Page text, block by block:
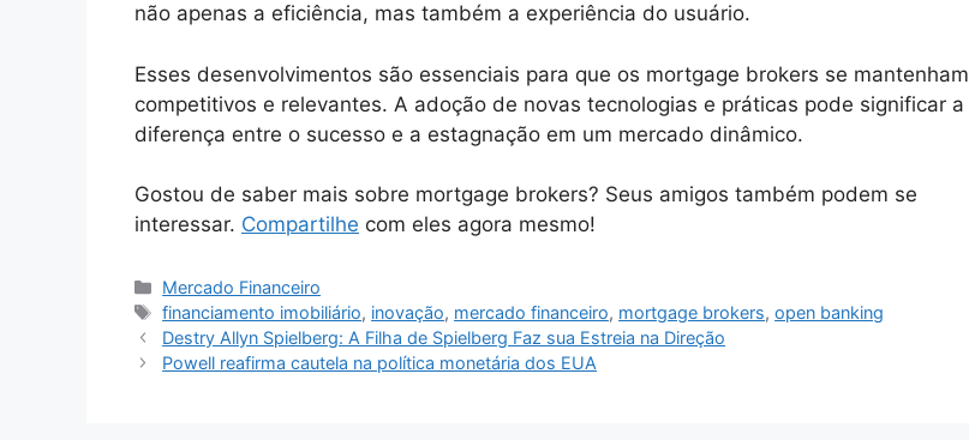
não apenas a eficiência, mas também a experiência do usuário.
Esses desenvolvimentos são essenciais para que os mortgage brokers se mantenham
competitivos e relevantes. A adoção de novas tecnologias e práticas pode significar a
diferença entre o sucesso e a estagnação em um mercado dinâmico.
Gostou de saber mais sobre mortgage brokers? Seus amigos também podem se
interessar. Compartilhe com eles agora mesmo!
Categorias
Mercado Financeiro
Tags
financiamento imobiliário, inovação, mercado financeiro, mortgage brokers,open banking
Destry Allyn Spielberg: A Filha de Spielberg Faz sua Estreia na Direção
Powell reafirma cautela na política monetária dos EUA